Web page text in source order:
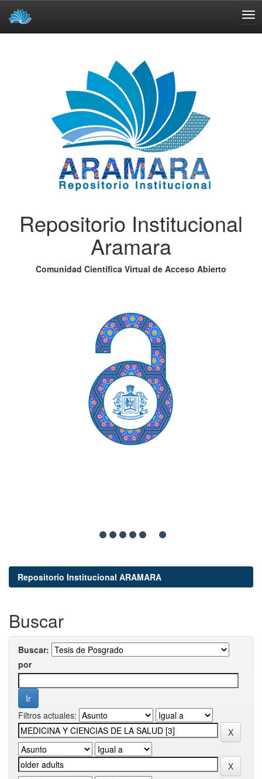
Repositorio Institucional
Aramara
Comunidad Científica Virtual de Acceso Abierto
Repositorio Institucional ARAMARA
Buscar
Buscar:
por
Filtros actuales: